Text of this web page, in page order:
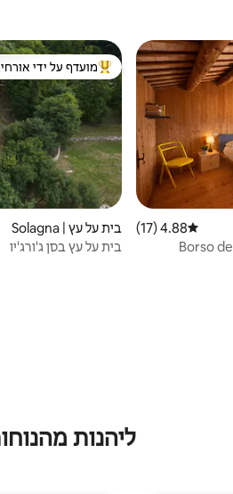
דירוג ממוצע של 4.88 מתוך 5, 17 ביקורות
4.88 (17)
מוביל בקרב נכסים
מועדף על ידי
בית על עץ | Solagna
בית על עץ בסן ג'ורג'יו
ליהנות